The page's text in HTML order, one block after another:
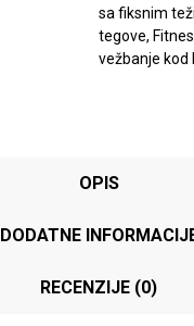
sa fiksnim
tegove,
vežbanje kod
OPIS
DODATNE
RECENZIJE (0)